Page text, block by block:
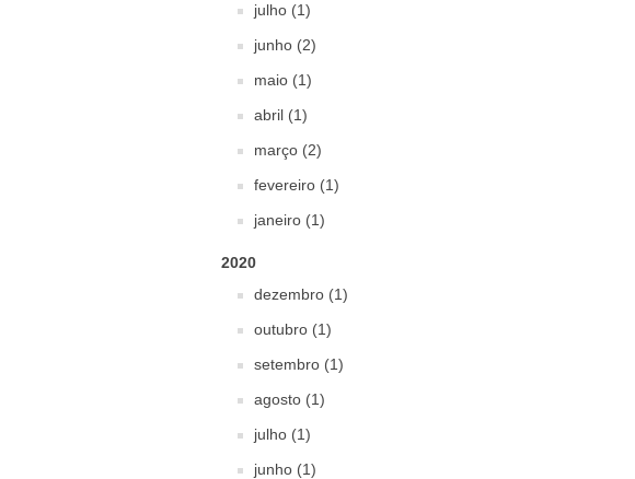
julho (1)
junho (2)
maio (1)
abril (1)
março (2)
fevereiro (1)
janeiro (1)
2020
dezembro (1)
outubro (1)
setembro (1)
agosto (1)
julho (1)
junho (1)